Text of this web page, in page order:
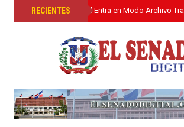
RECIENTES
»El Senado Digital Entra en Modo Archivo